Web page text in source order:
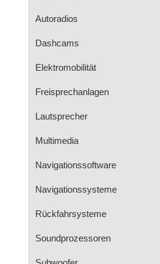
Autoradios
Dashcams
Elektromobilität
Freisprechanlagen
Lautsprecher
Multimedia
Navigationssoftware
Navigationssysteme
Rückfahrsysteme
Soundprozessoren